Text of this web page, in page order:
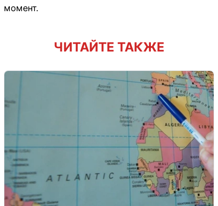
момент.
ЧИТАЙТЕ ТАКЖЕ